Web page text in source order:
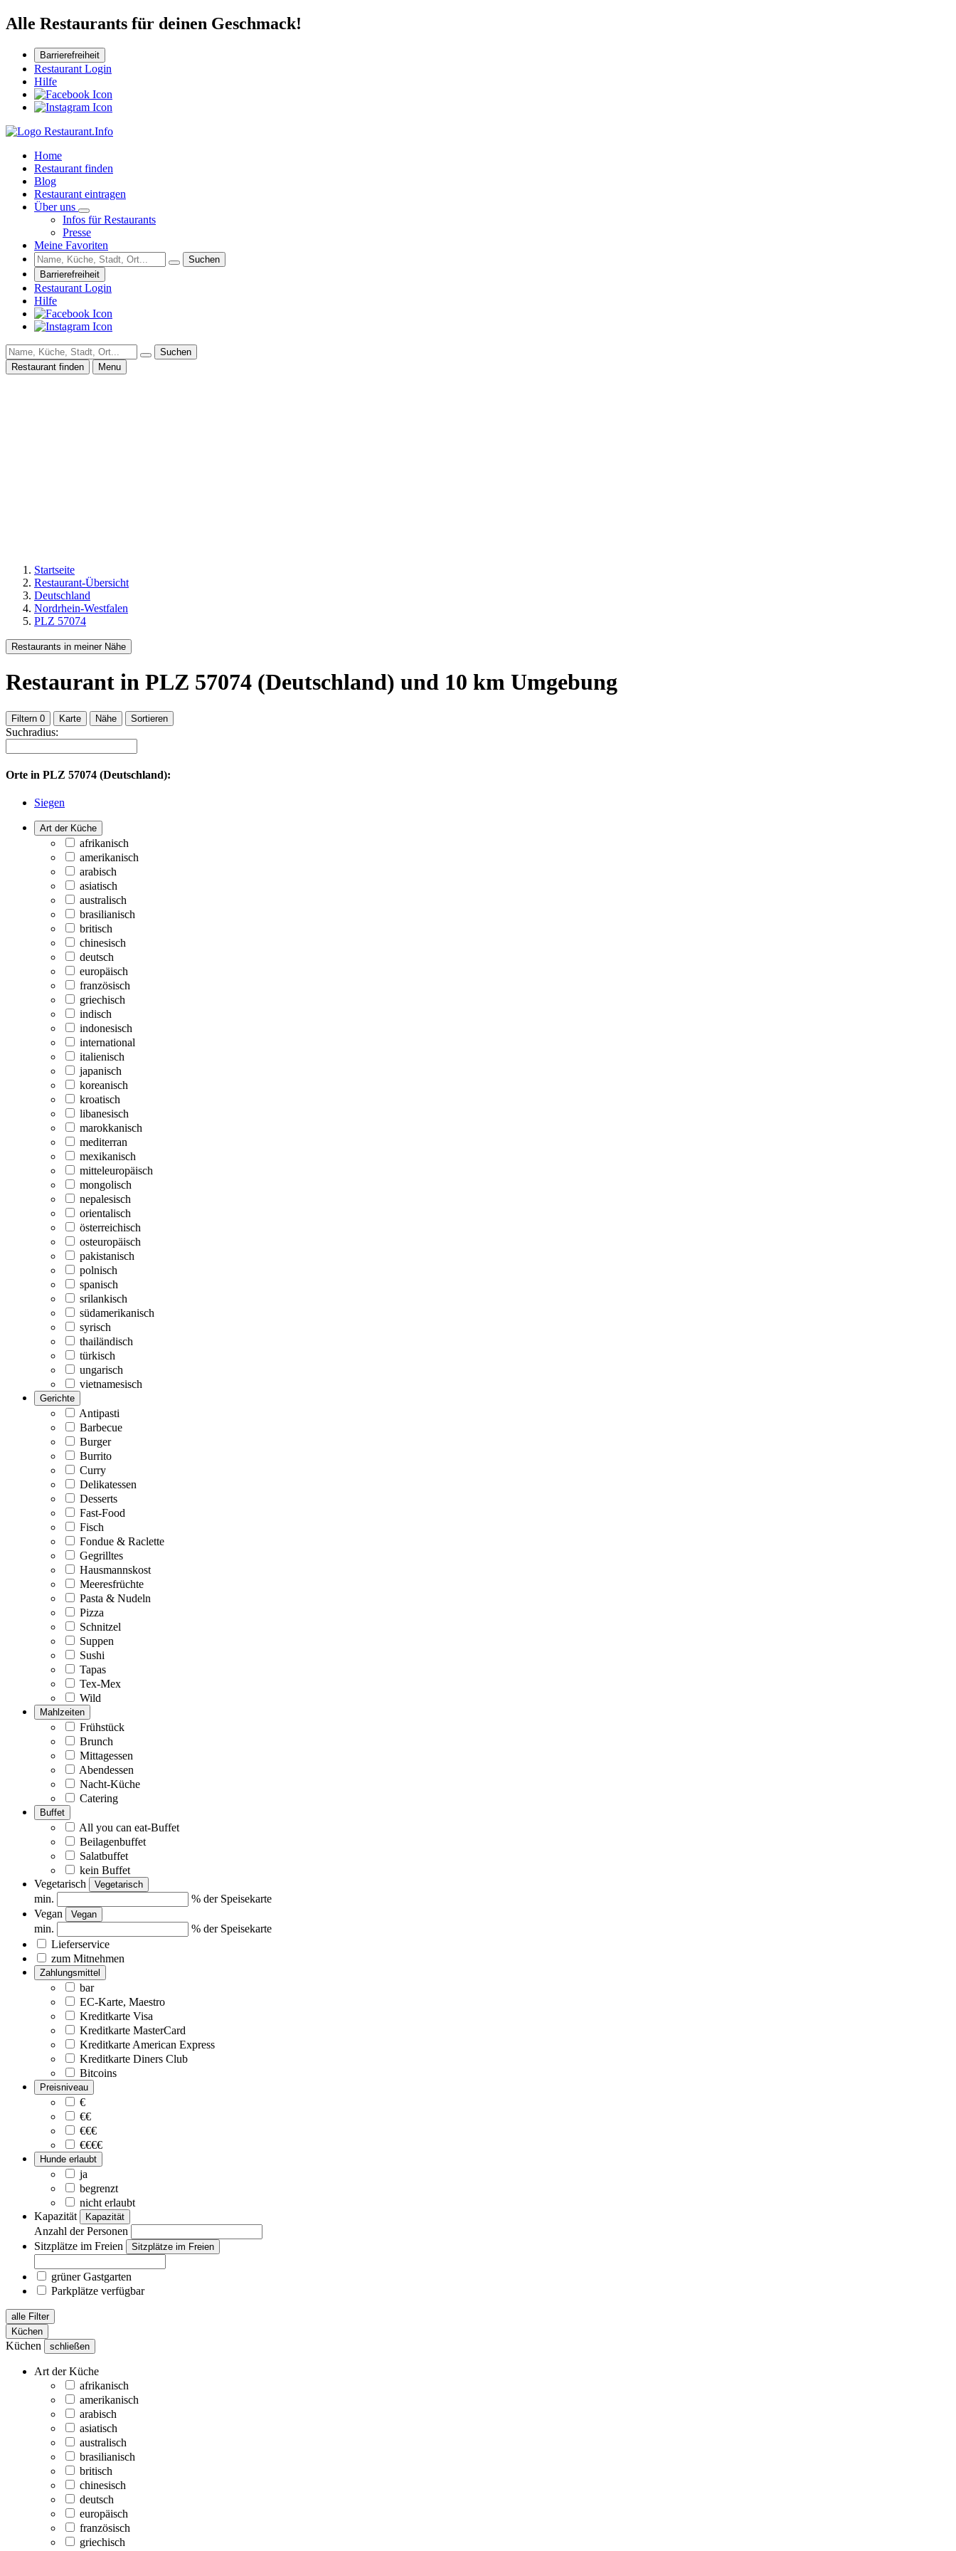
Alle Restaurants für deinen Geschmack!
Barrierefreiheit
Restaurant Login
Hilfe
Home
Restaurant finden
Blog
Restaurant eintragen
Über uns
Infos für Restaurants
Presse
Meine Favoriten
Suchen
Barrierefreiheit
Restaurant Login
Hilfe
Suchen
Restaurant finden
Menu
Startseite
Restaurant-Übersicht
Deutschland
Nordrhein-Westfalen
PLZ 57074
Restaurants in meiner Nähe
Restaurant in PLZ 57074 (Deutschland) und 10 km Umgebung
Filtern 0 Karte Nähe Sortieren
Suchradius:
Orte in PLZ 57074 (Deutschland):
Siegen
Art der Küche
afrikanisch
amerikanisch
arabisch
asiatisch
australisch
brasilianisch
britisch
chinesisch
deutsch
europäisch
französisch
griechisch
indisch
indonesisch
international
italienisch
japanisch
koreanisch
kroatisch
libanesisch
marokkanisch
mediterran
mexikanisch
mitteleuropäisch
mongolisch
nepalesisch
orientalisch
österreichisch
osteuropäisch
pakistanisch
polnisch
spanisch
srilankisch
südamerikanisch
syrisch
thailändisch
türkisch
ungarisch
vietnamesisch
Gerichte
Antipasti
Barbecue
Burger
Burrito
Curry
Delikatessen
Desserts
Fast-Food
Fisch
Fondue & Raclette
Gegrilltes
Hausmannskost
Meeresfrüchte
Pasta & Nudeln
Pizza
Schnitzel
Suppen
Sushi
Tapas
Tex-Mex
Wild
Mahlzeiten
Frühstück
Brunch
Mittagessen
Abendessen
Nacht-Küche
Catering
Buffet
All you can eat-Buffet
Beilagenbuffet
Salatbuffet
kein Buffet
Vegetarisch
Vegetarisch
min.
% der Speisekarte
Vegan
Vegan
min.
% der Speisekarte
Lieferservice
zum Mitnehmen
Zahlungsmittel
bar
EC-Karte, Maestro
Kreditkarte Visa
Kreditkarte MasterCard
Kreditkarte American Express
Kreditkarte Diners Club
Bitcoins
Preisniveau
€
€€
€€€
€€€€
Hunde erlaubt
ja
begrenzt
nicht erlaubt
Kapazität
Kapazität
Anzahl der Personen
Sitzplätze im Freien
Sitzplätze im Freien
grüner Gastgarten
Parkplätze verfügbar
alle Filter
Küchen
Küchen schließen
Art der Küche
afrikanisch
amerikanisch
arabisch
asiatisch
australisch
brasilianisch
britisch
chinesisch
deutsch
europäisch
französisch
griechisch